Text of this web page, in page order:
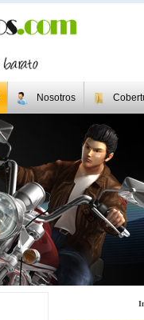
Nosotros